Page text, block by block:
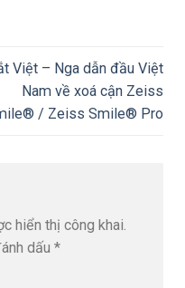
Việt – Nga dẫn đầu Việt
Nam về xoá cận Zeiss
/ Zeiss Smile® Pro
hiển thị công khai.
dấu *